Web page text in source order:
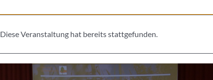
Diese Veranstaltung hat bereits stattgefunden.